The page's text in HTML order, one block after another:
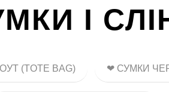
І
(TOTE BAG) ❤ СУМКИ